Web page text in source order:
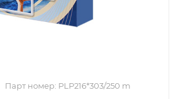
Парт номер: PLP216*303/250 m